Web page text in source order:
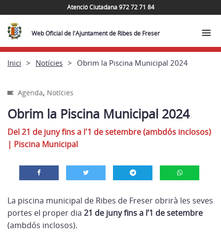
Atenció Ciutadana 972 72 71 84
Web Oficial de l'Ajuntament de Ribes de Freser
Inici Notícies Obrim la Piscina Municipal 2024
Agenda, Notícies
Obrim la Piscina Municipal 2024
Del 21 de juny fins a l'1 de setembre (ambdós inclosos)
| Piscina Municipal
La piscina municipal de Ribes de Freser obrirà les seves
portes el proper dia 21 de juny fins a l’1 de setembre
(ambdós inclosos).